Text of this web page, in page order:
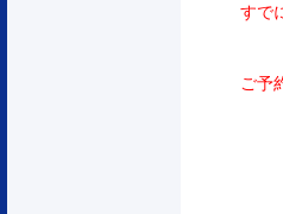
すで
ご予